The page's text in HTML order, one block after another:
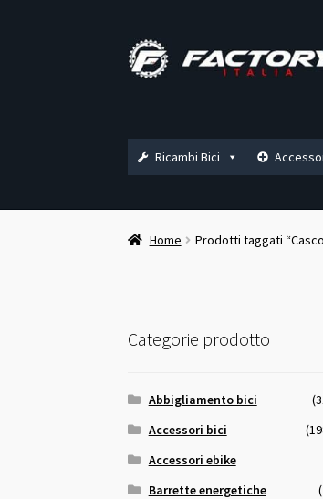
Vai
alla
Vai
al
Ricambi Bici
Home Prodotti taggati
Categorie prodotto
Abbigliamento bici
Accessori bici
Accessori ebike
Barrette energetiche